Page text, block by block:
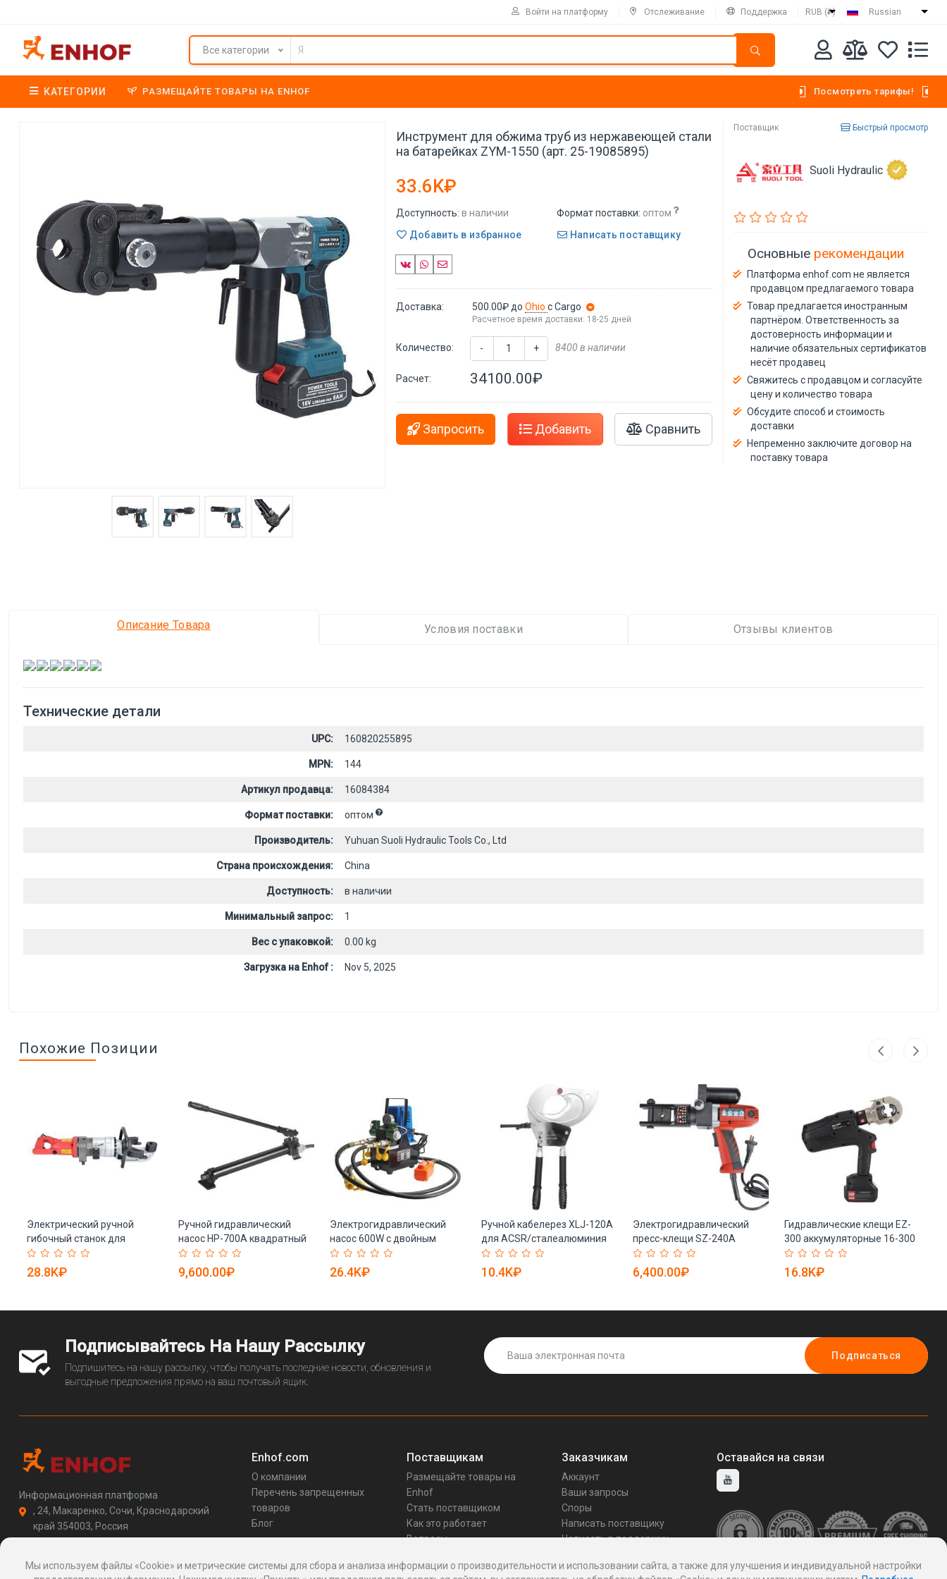
Войти на платформу Отслеживание Поддержка RUB (₽) Russian
Все категории
КАТЕГОРИИ РАЗМЕЩАЙТЕ ТОВАРЫ НА ENHOF Посмотреть тарифы!
Инструмент для обжима труб из нержавеющей стали
на батарейках ZYM-1550 (арт. 25-19085895)
33.6K₽
Доступность: в наличии Формат поставки: оптом
Добавить в избранное
Написать поставщику
Доставка: 500.00₽ доOhioс Cargo
Расчетное время доставки: 18-25 дней
Количество: - + 8400 в наличии
Расчет: 34100.00₽
Запросить Добавить Сравнить
Поставщик Быстрый просмотр
Suoli Hydraulic
Основные рекомендации
Платформа enhof.com не является
продавцом предлагаемого товара
Товар предлагается иностранным
партнёром. Ответственность за
достоверность информации и
наличие обязательных сертификатов
несёт продавец
Свяжитесь с продавцом и согласуйте
цену и количество товара
Обсудите способ и стоимость
доставки
Непременно заключите договор на
поставку товара
Описание Товара Условия поставки Отзывы клиентов
, , , , ,
Технические детали
UPC: 160820255895
MPN: 144
Артикул продавца: 16084384
Формат поставки: оптом
Производитель: Yuhuan Suoli Hydraulic Tools Co., Ltd
Страна происхождения: China
Доступность: в наличии
Минимальный запрос: 1
Вес с упаковкой: 0.00 kg
Загрузка на Enhof : Nov 5, 2025
Похожие Позиции
Электрический ручной
гибочный станок для
арматуры C-25 (арт. 25-
19085980)
28.8K₽
Ручной гидравлический
насос HP-700A квадратный
(арт. 25-19085854)
9,600.00₽
Электрогидравлический
насос 600W с двойным
соленоидом (арт. 25-
19086184)
26.4K₽
Ручной кабелерез XLJ-120A
для ACSR/сталеалюминия
(арт. 25-19085982)
10.4K₽
Электрогидравлический
пресс-клещи SZ-240A
встраиваемый (арт. 25-
19086035)
6,400.00₽
Гидравлические клещи EZ-
300 аккумуляторные 16-300
кв.мм (арт. 25-19086061)
16.8K₽
Подписывайтесь На Нашу Рассылку
Подпишитесь на нашу рассылку, чтобы получать последние новости, обновления и
выгодные предложения прямо на ваш почтовый ящик.
Подписаться
Информационная платформа
, 24, Макаренко, Сочи, Краснодарский
край 354003, Россия
http://enhof.com
Enhof.com
О компании
Перечень запрещенных
товаров
Блог
Поставщикам
Размещайте товары на
Enhof
Стать поставщиком
Как это работает
Вопросы
Заказчикам
Аккаунт
Ваши запросы
Споры
Написать поставщику
Написать в поддержку
Оставайся на связи
Мы используем файлы «Cookie» и метрические системы для сбора и анализа информации о производительности и использовании сайта, а также для улучшения и индивидуальной настройки